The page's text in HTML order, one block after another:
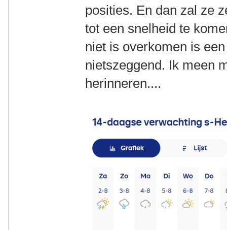
posities. En dan zal ze
tot een snelheid te
niet is overkomen is
nietszeggend. Ik meen
herinneren....